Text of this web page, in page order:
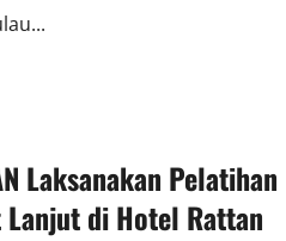
Laksanakan Pelatihan
di Hotel Rattan